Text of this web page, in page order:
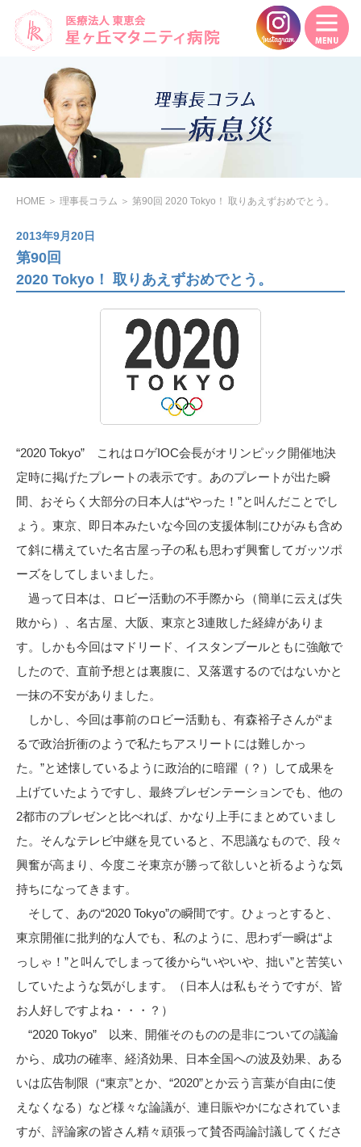
HOME ＞ 理事長コラム ＞ 第90回 2020 Tokyo！ 取りあえずおめでとう。
2013年9月20日
第90回
2020 Tokyo！ 取りあえずおめでとう。
“2020 Tokyo” これはロゲIOC会長がオリンピック開催地決
定時に掲げたプレートの表示です。あのプレートが出た瞬
間、おそらく大部分の日本人は“やった！”と叫んだことでし
ょう。東京、即日本みたいな今回の支援体制にひがみも含め
て斜に構えていた名古屋っ子の私も思わず興奮してガッツポ
ーズをしてしまいました。
過って日本は、ロビー活動の不手際から（簡単に云えば失
敗から）、名古屋、大阪、東京と3連敗した経緯がありま
す。しかも今回はマドリード、イスタンブールともに強敵で
したので、直前予想とは裏腹に、又落選するのではないかと
一抹の不安がありました。
しかし、今回は事前のロビー活動も、有森裕子さんが“ま
るで政治折衝のようで私たちアスリートには難しかっ
た。”と述懐しているように政治的に暗躍（？）して成果を
上げていたようですし、最終プレゼンテーションでも、他の
2都市のプレゼンと比べれば、かなり上手にまとめていまし
た。そんなテレビ中継を見ていると、不思議なもので、段々
興奮が高まり、今度こそ東京が勝って欲しいと祈るような気
持ちになってきます。
そして、あの“2020 Tokyo”の瞬間です。ひょっとすると、
東京開催に批判的な人でも、私のように、思わず一瞬は“よ
っしゃ！”と叫んでしまって後から“いやいや、拙い”と苦笑い
していたような気がします。（日本人は私もそうですが、皆
お人好しですよね・・・？）
“2020 Tokyo” 以来、開催そのものの是非についての議論
から、成功の確率、経済効果、日本全国への波及効果、ある
いは広告制限（“東京”とか、“2020”とか云う言葉が自由に使
えなくなる）など様々な論議が、連日賑やかになされていま
すが、評論家の皆さん精々頑張って賛否両論討議してくださ